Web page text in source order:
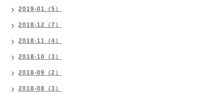
2019-01（5）
2018-12（7）
2018-11（4）
2018-10（3）
2018-09（2）
2018-08（3）